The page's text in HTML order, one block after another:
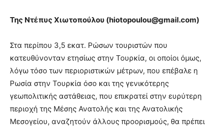
Της Ντέπυς Χιωτοπούλου (hiotopoulou@gmail.com)
Στα περίπου 3,5 εκατ. Ρώσων τουριστών που
κατευθύνονταν ετησίως στην Τουρκία, οι οποίοι όμως,
λόγω τόσο των περιοριστικών μέτρων, που επέβαλε η
Ρωσία στην Τουρκία όσο και της γενικότερης
γεωπολιτικής αστάθειας, που επικρατεί στην ευρύτερη
περιοχή της Μέσης Ανατολής και της Ανατολικής
Μεσογείου, αναζητούν άλλους προορισμούς, θα πρέπει